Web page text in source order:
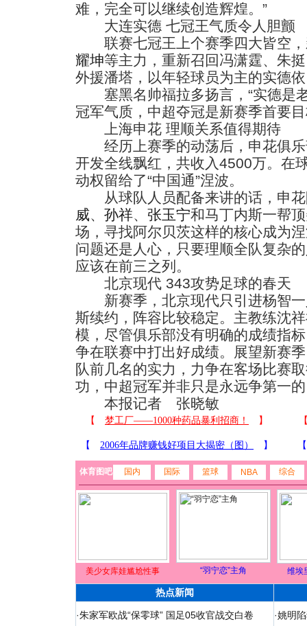
难，完全可以继续创造辉煌。”
大连实德 七冠王气质令人胆颤
联赛七冠王上个赛季四大皆空，
耀坤等主力，重新召回冯潇霆、朱
外援潘塔，以年轻球员为主的实德
塞黑名帅福拉多扬言，“实德是
冠军气质，中超夺冠是新赛季首要
上海申花 理顺关系值得期待
经历上赛季的动荡后，申花俱乐
开发全线飘红，共收入4500万。在
动权留给了“中国通”涅波。
从球队人员配备来讲的话，申花
威、 孙祥、 张玉宁和马丁内斯一帮
场，寻找阿尔贝茨这样的核心成为
问题还是人心，只要理顺全队复杂
应该在前三之列。
北京现代 343攻势足球的春天
新赛季，北京现代只引进杨智一
斯续约，阵容比较稳定。主教练沈
模，尽管俱乐部没有明确的成绩指
争在联赛中打出好成绩。展望新赛
队前几名的实力，力争在客场比赛
功，中超冠军并非只是永远争第一
本报记者 张晓敏
体育图吧 国内 国际 篮球 NBA 综合
美少女库娃尴尬性事 “羽宁恋”主角 维埃
热点新闻
·朱家军欧战“保零球” 国足05收官战交白卷
·姚明